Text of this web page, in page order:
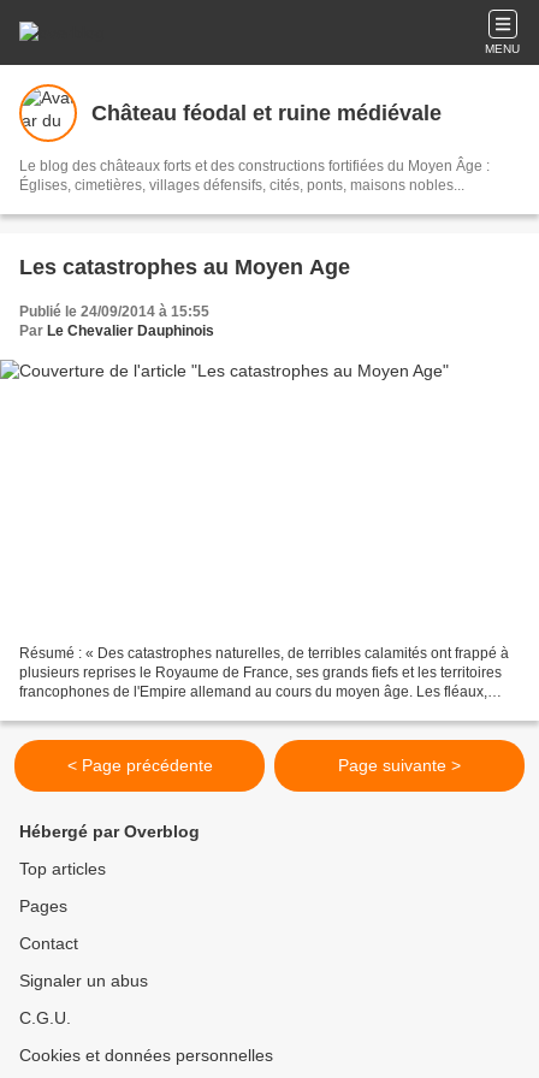
MENU
Château féodal et ruine médiévale
Le blog des châteaux forts et des constructions fortifiées du Moyen Âge :
Églises, cimetières, villages défensifs, cités, ponts, maisons nobles...
Les catastrophes au Moyen Age
Publié le 24/09/2014 à 15:55
Par Le Chevalier Dauphinois
Résumé : « Des catastrophes naturelles, de terribles calamités ont frappé à
plusieurs reprises le Royaume de France, ses grands fiefs et les territoires
francophones de l'Empire allemand au cours du moyen âge. Les fléaux,
< Page précédente Page suivante >
Hébergé par Overblog
Top articles
Pages
Contact
Signaler un abus
C.G.U.
Cookies et données personnelles